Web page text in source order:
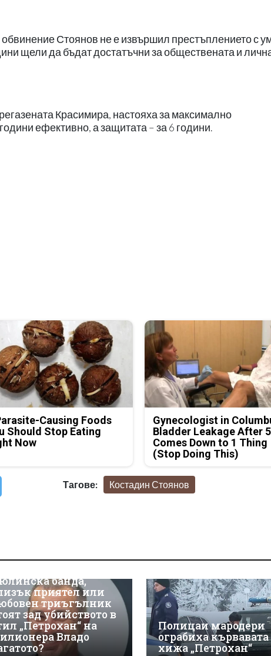
Стоянов не е извършил престъплението с
щели да бъдат достатъчни за обществената и
Красимира, настояха за максимално
ефективно, а защитата – за 6 години.
Causing Foods
Should Stop Eating
Now
Gynecologist in
Bladder Leakage After
Comes Down to 1 Thing
(Stop Doing This)
Тагове: Костадин Стоянов
банда,
приятел или
триъгълник
зад убийството в
„Петрохан“ на
Владо
Полицаи мародери
ограбиха кървавата
хижа „Петрохан“